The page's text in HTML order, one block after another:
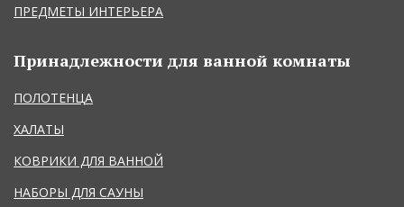
ПРЕДМЕТЫ ИНТЕРЬЕРА
Принадлежности для ванной комнаты
ПОЛОТЕНЦА
ХАЛАТЫ
КОВРИКИ ДЛЯ ВАННОЙ
НАБОРЫ ДЛЯ САУНЫ